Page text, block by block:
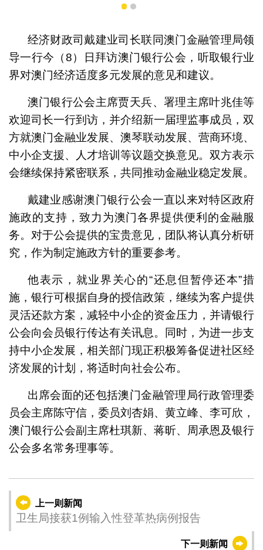
1 2
经济财政司戴建业司长联同澳门金融管理局领
导一行今（8）日拜访澳门银行公会，听取银行业
界对澳门经济适度多元发展的意见和建议。
澳门银行公会主席贾天兵、署理主席叶兆佳等
欢迎司长一行到访，并介绍新一届理监事成员，双
方就澳门金融业发展、澳琴联动发展、营商环境、
中小企支援、人才培训等议题交换意见。双方表示
会继续保持紧密联系，共同推动金融业稳定发展。
戴建业感谢澳门银行公会一直以来对特区政府
施政的支持，致力为澳门各界提供便利的金融服
务。对于公会提供的宝贵意见，团队将认真分析研
究，作为制定施政方针的重要参考。
他表示，就业界关心的“还息但暂停还本”措
施，银行可根据自身的授信政策，继续为客户提供
灵活还款方案，减轻中小企的资金压力，并请银行
公会向会员银行传达有关讯息。同时，为进一步支
持中小企发展，相关部门现正积极筹备促进社区经
济发展的计划，将适时向社会公布。
出席会面的还包括澳门金融管理局行政管理委
员会主席陈守信，委员刘杏娟、黄立峰、李可欣，
澳门银行公会副主席杜琪新、蒋昕、周承恩及银行
公会多名常务理事等。
上一则新闻
卫生局接获1例输入性登革热病例报告
下一则新闻